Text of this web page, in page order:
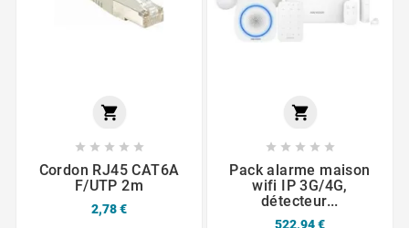

    
Cordon RJ45 CAT6A
F/UTP 2m
2,78 €

    
Pack alarme maison
wifi IP 3G/4G,
détecteur...
522,94 €